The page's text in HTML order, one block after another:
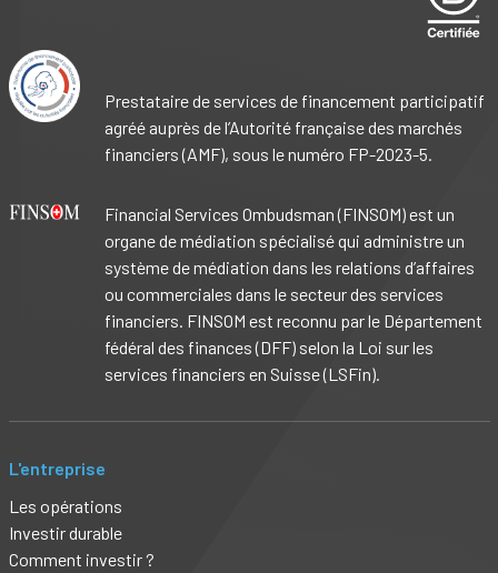
Prestataire de services de financement participatif
agréé auprès de l’Autorité française des marchés
financiers (AMF), sous le numéro FP-2023-5.
Financial Services Ombudsman (FINSOM) est un
organe de médiation spécialisé qui administre un
système de médiation dans les relations d’affaires
ou commerciales dans le secteur des services
financiers. FINSOM est reconnu par le Département
fédéral des finances (DFF) selon la Loi sur les
services financiers en Suisse (LSFin).
L'entreprise
Les opérations
Investir durable
Comment investir ?